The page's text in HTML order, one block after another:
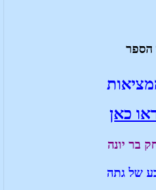
הספר
כאן
בר יונה
של גתה